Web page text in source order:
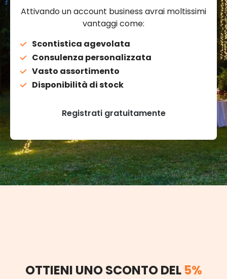
Attivando un account business avrai moltissimi
vantaggi come:
Scontistica agevolata
Consulenza personalizzata
Vasto assortimento
Disponibilità di stock
Registrati gratuitamente
OTTIENI UNO SCONTO DEL 5%